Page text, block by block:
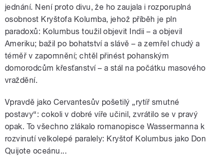
jednání. Není proto divu, že ho zaujala i rozporuplná
osobnost Kryštofa Kolumba, jehož příběh je pln
paradoxů: Kolumbus toužil objevit Indii – a objevil
Ameriku; bažil po bohatství a slávě – a zemřel chudý a
téměř v zapomnění; chtěl přinést pohanským
domorodcům křesťanství – a stál na počátku masového
vraždění.
Vpravdě jako Cervantesův pošetilý „rytíř smutné
postavy“: cokoli v dobré víře učinil, zvrátilo se v pravý
opak. To všechno zlákalo romanopisce Wassermanna k
rozvinutí velkolepé paralely: Kryštof Kolumbus jako Don
Quijote oceánu...